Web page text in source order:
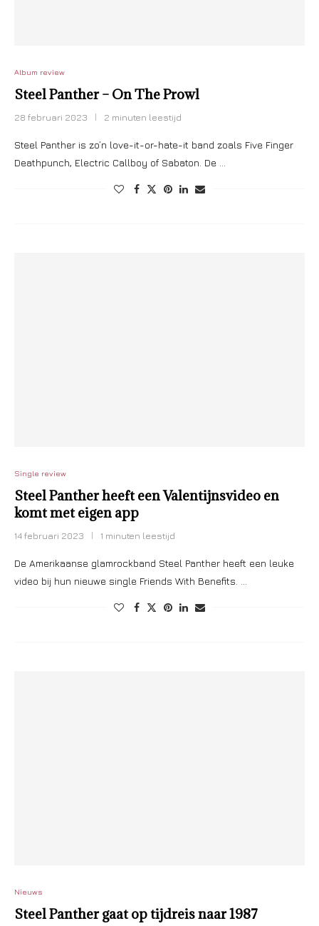
Album review
Steel Panther – On The Prowl
28 februari 2023 2 minuten leestijd
Steel Panther is zo’n love-it-or-hate-it band zoals Five Finger
Deathpunch, Electric Callboy of Sabaton. De …
Single review
Steel Panther heeft een Valentijnsvideo en
komt met eigen app
14 februari 2023 1 minuten leestijd
De Amerikaanse glamrockband Steel Panther heeft een leuke
video bij hun nieuwe single Friends With Benefits. …
Nieuws
Steel Panther gaat op tijdreis naar 1987